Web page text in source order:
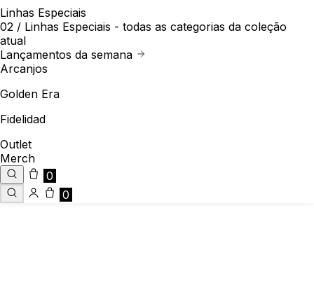
Linhas Especiais
02 / Linhas Especiais - todas as categorias da coleção
atual
Lançamentos da semana
Arcanjos
Golden Era
Fidelidad
Outlet
Merch
0
0